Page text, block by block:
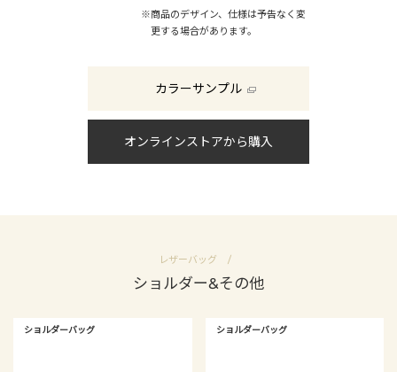
※商品のデザイン、仕様は予告なく変
更する場合があります。
カラーサンプル
オンラインストアから購入
レザーバッグ
ショルダー&その他
ショルダーバッグ ショルダーバッグ